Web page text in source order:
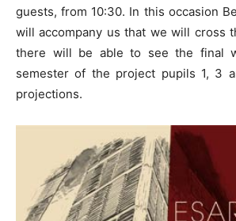
guests, from 10:30. In this occasion
will accompany us that we will cross
there will be able to see the final
semester of the project pupils 1, 3
projections.